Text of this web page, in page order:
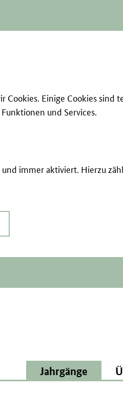
Einige Cookies
und Services.
immer aktiviert. Hierzu
Jahrgänge